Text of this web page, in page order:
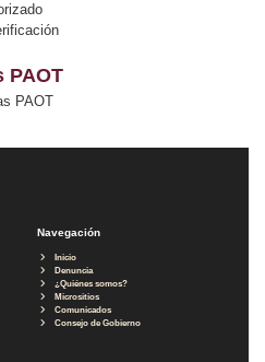
PAOT
PAOT
Navegación
Inicio
Denuncia
¿Quiénes somos?
Micrositios
Comunicados
Consejo de Gobierno